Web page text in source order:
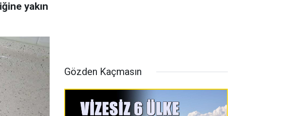
yakın
Gözden Kaçmasın